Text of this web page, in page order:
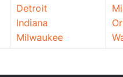
Detroit
Indiana
Milwaukee